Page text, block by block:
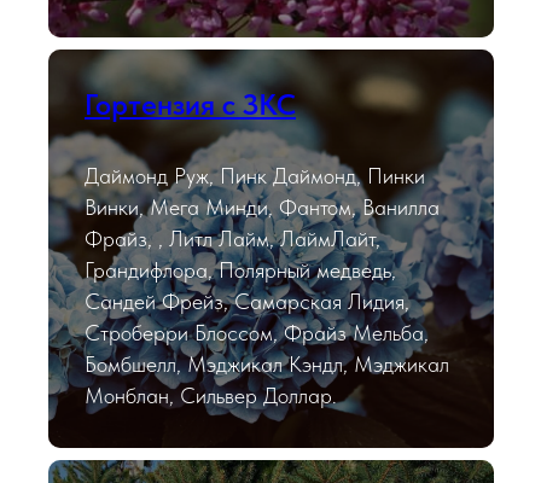
Гортензия с ЗКС
Даймонд Руж, Пинк Даймонд, Пинки
Винки, Мега Минди, Фантом, Ванилла
Фрайз, , Литл Лайм, ЛаймЛайт,
Грандифлора, Полярный медведь,
Сандей Фрейз, Самарская Лидия,
Строберри Блоссом, Фрайз Мельба,
Бомбшелл, Мэджикал Кэндл, Мэджикал
Монблан, Сильвер Доллар.